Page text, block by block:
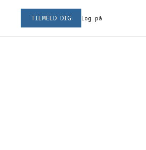
Log på
TILMELD DIG